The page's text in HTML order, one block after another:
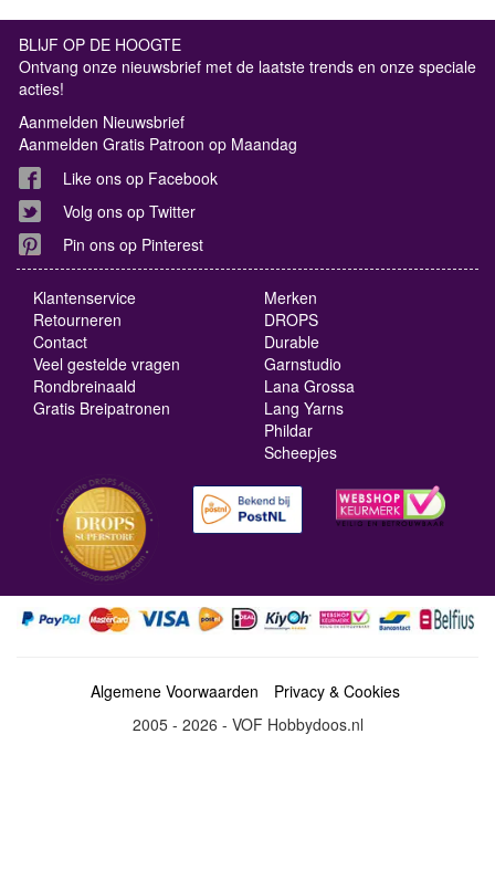
BLIJF OP DE HOOGTE
Ontvang onze nieuwsbrief met de laatste trends en onze speciale
acties!
Aanmelden Nieuwsbrief
Aanmelden Gratis Patroon op Maandag
Like ons op Facebook
Volg ons op Twitter
Pin ons op Pinterest
Klantenservice
Retourneren
Contact
Veel gestelde vragen
Rondbreinaald
Gratis Breipatronen
Merken
DROPS
Durable
Garnstudio
Lana Grossa
Lang Yarns
Phildar
Scheepjes
Algemene Voorwaarden
Privacy & Cookies
2005 - 2026 - VOF Hobbydoos.nl